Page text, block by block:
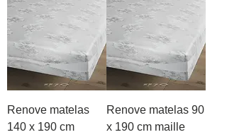
Renove matelas
140 x 190 cm
Renove matelas 90
x 190 cm maille